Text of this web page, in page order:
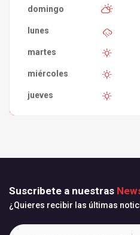
domingo
lunes
martes
miércoles
jueves
Suscribete a nuestras
¿Quieres recibir las últimas